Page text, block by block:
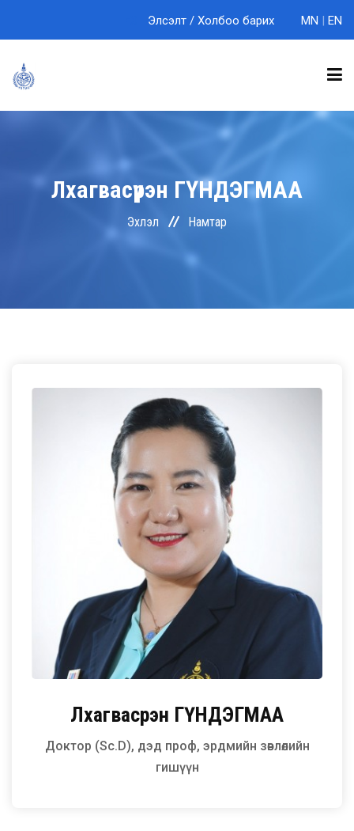
Элсэлт / Холбоо барих MN | EN
ТЭНХИМҮҮД
МАГАДЛАН ИТГЭМЖЛЭЛ
Лхагвасүрэн ГҮНДЭГМАА
Эхлэл Намтар
Лхагвасүрэн ГҮНДЭГМАА
Доктор (Sc.D), дэд проф, эрдмийн зөвлөлийн
гишүүн